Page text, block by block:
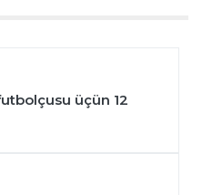
üçün 12